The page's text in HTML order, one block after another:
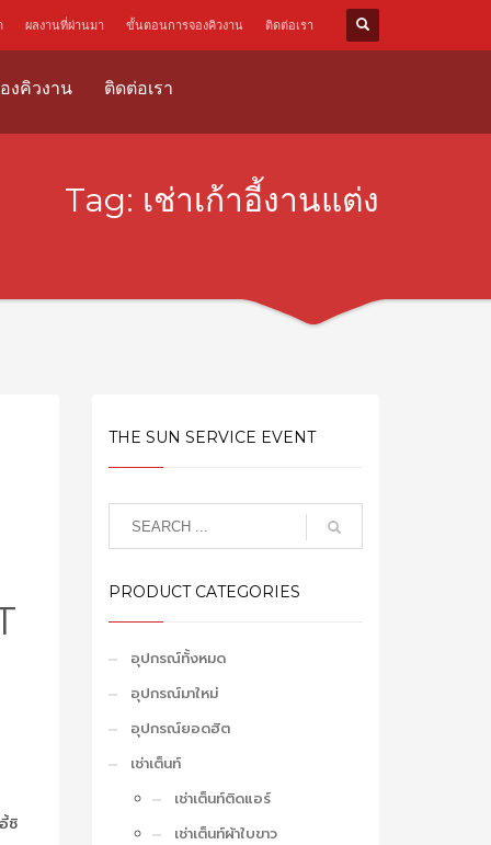
ผลงานที่ผ่านมา ขั้นตอนการจองคิวงาน ติดต่อเรา
งคิวงาน ติดต่อเรา
Tag: เช่าเก้าอี้งานแต่ง
ชิ
THE SUN SERVICE EVENT
PRODUCT CATEGORIES
อุปกรณ์ทั้งหมด
อุปกรณ์มาใหม่
อุปกรณ์ยอดฮิต
เช่าเต็นท์
เช่าเต็นท์ติดแอร์
เช่าเต็นท์ผ้าใบขาว